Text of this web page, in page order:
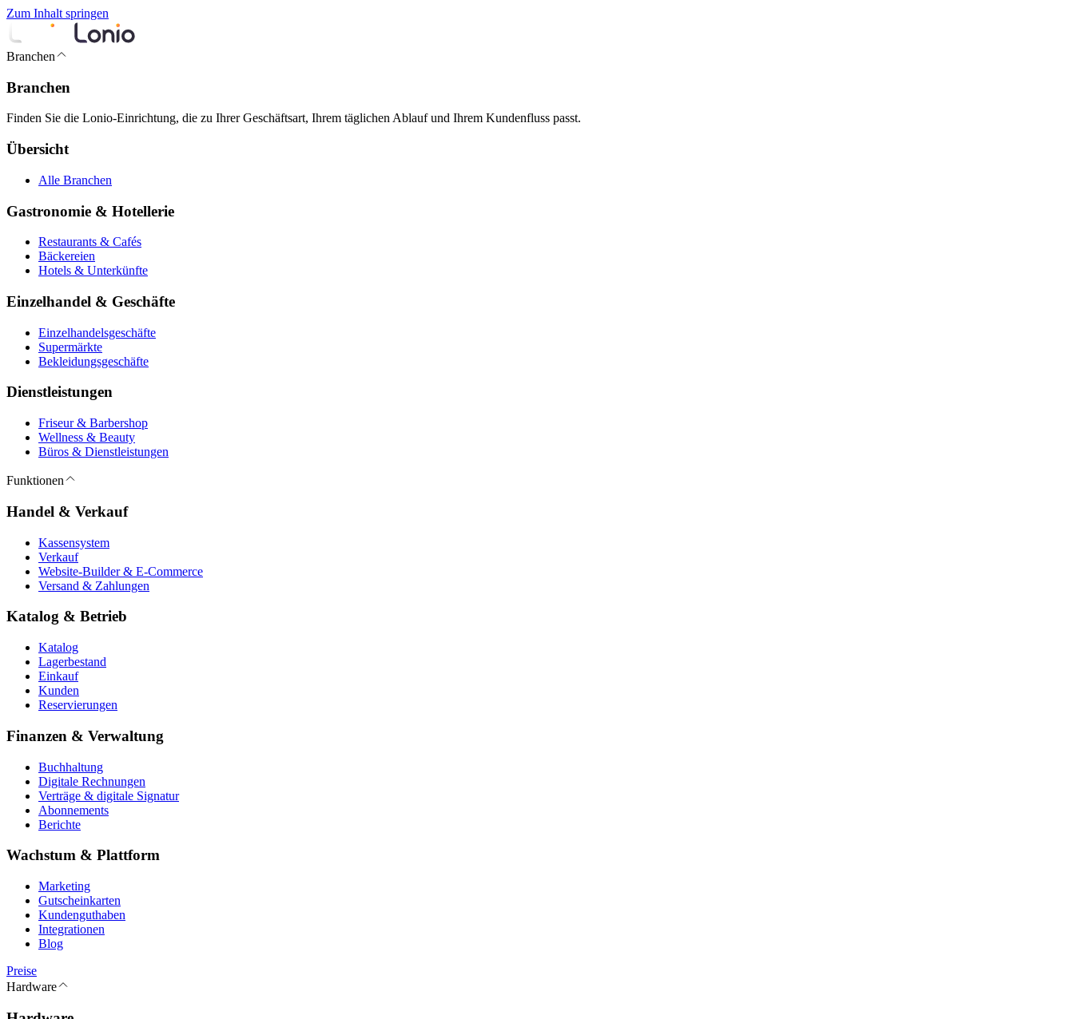
Zum Inhalt springen
Branchen
Branchen
Finden Sie die Lonio-Einrichtung, die zu Ihrer Geschäftsart, Ihrem täglichen Ablauf und Ihrem Kundenfluss passt.
Übersicht
Alle Branchen
Gastronomie & Hotellerie
Restaurants & Cafés
Bäckereien
Hotels & Unterkünfte
Einzelhandel & Geschäfte
Einzelhandelsgeschäfte
Supermärkte
Bekleidungsgeschäfte
Dienstleistungen
Friseur & Barbershop
Wellness & Beauty
Büros & Dienstleistungen
Funktionen
Handel & Verkauf
Kassensystem
Verkauf
Website-Builder & E-Commerce
Versand & Zahlungen
Katalog & Betrieb
Katalog
Lagerbestand
Einkauf
Kunden
Reservierungen
Finanzen & Verwaltung
Buchhaltung
Digitale Rechnungen
Verträge & digitale Signatur
Abonnements
Berichte
Wachstum & Plattform
Marketing
Gutscheinkarten
Kundenguthaben
Integrationen
Blog
Preise
Hardware